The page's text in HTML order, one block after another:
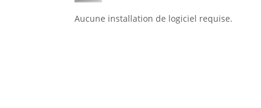
Aucune installation de logiciel requise.